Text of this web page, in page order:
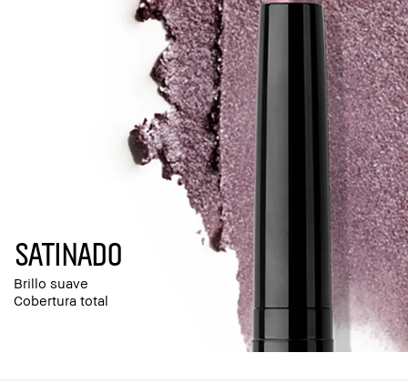
SATINADO
Brillo suave
Cobertura total